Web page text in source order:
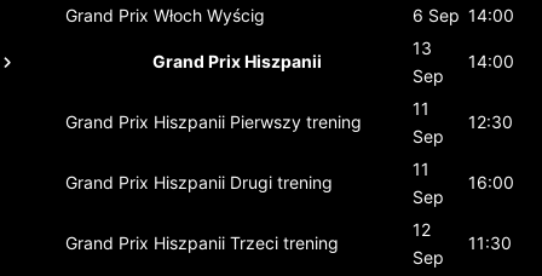
Grand Prix Włoch Wyścig 6 Sep 14:00
Grand Prix Hiszpanii
13
Sep
14:00
Grand Prix Hiszpanii Pierwszy trening
11
Sep
12:30
Grand Prix Hiszpanii Drugi trening
11
Sep
16:00
Grand Prix Hiszpanii Trzeci trening
12
Sep
11:30